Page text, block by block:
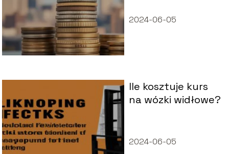
2024-06-05
Ile kosztuje kurs
na wózki widłowe?
2024-06-05